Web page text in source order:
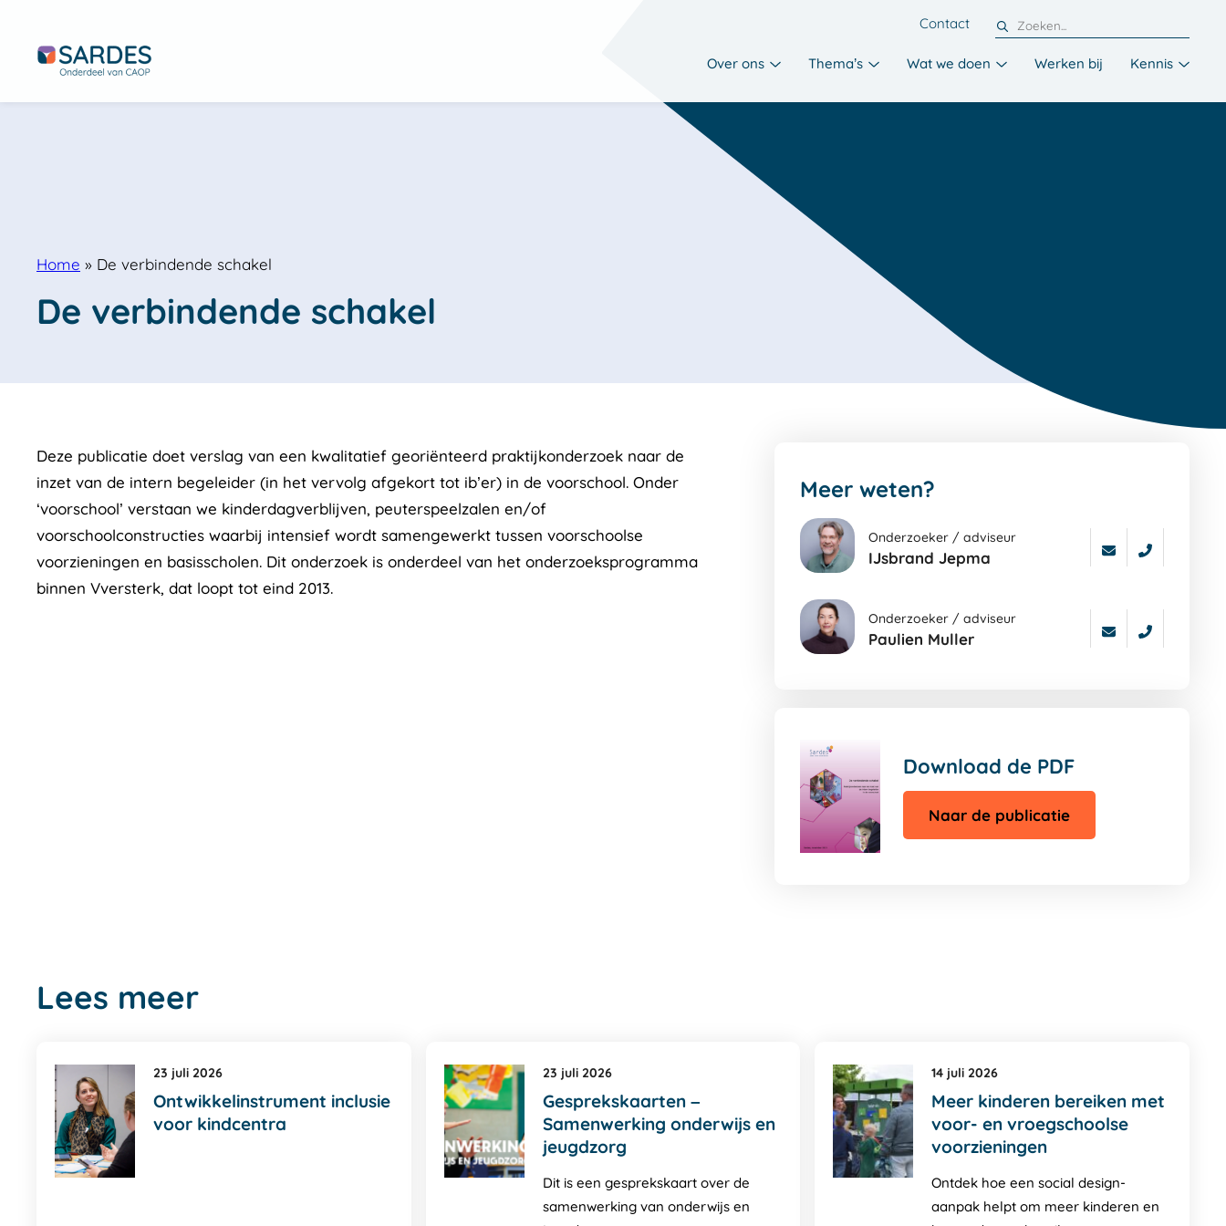
Contact
Over ons Thema’s Wat we doen Werken bij Kennis
Home » De verbindende schakel
De verbindende schakel
Deze publicatie doet verslag van een kwalitatief georiënteerd praktijkonderzoek naar de
inzet van de intern begeleider (in het vervolg afgekort tot ib’er) in de voorschool. Onder
‘voorschool’ verstaan we kinderdagverblijven, peuterspeelzalen en/of
voorschoolconstructies waarbij intensief wordt samengewerkt tussen voorschoolse
voorzieningen en basisscholen. Dit onderzoek is onderdeel van het onderzoeksprogramma
binnen Vversterk, dat loopt tot eind 2013.
Meer weten?
naar
de
auters
Onderzoeker / adviseur
IJsbrand Jepma
pagina
Onderzoeker / adviseur
Paulien Muller
Download de PDF
Naar de publicatie
Lees meer
23 juli 2026
Ontwikkelinstrument inclusie
voor kindcentra
23 juli 2026
Gesprekskaarten –
Samenwerking onderwijs en
jeugdzorg
Dit is een gesprekskaart over de
samenwerking van onderwijs en
14 juli 2026
Meer kinderen bereiken met
voor- en vroegschoolse
voorzieningen
Ontdek hoe een social design-
aanpak helpt om meer kinderen en